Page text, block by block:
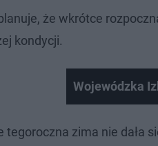
że wkrótce
kondycji.
Wojewódzka
tegoroczna zima nie dała